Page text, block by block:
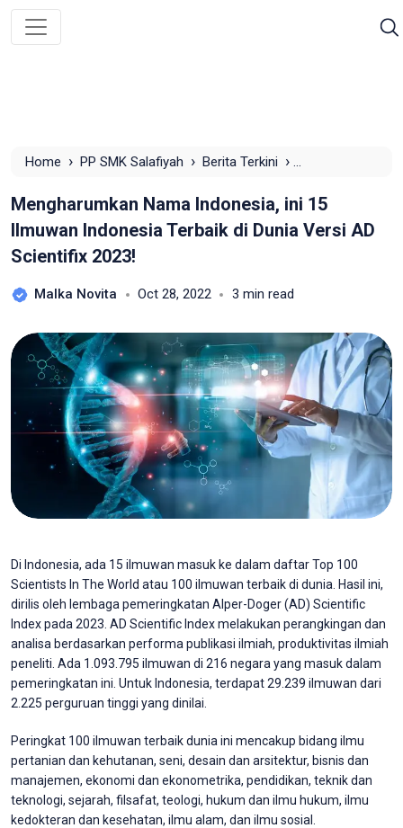
Home › PP SMK Salafiyah › Berita Terkini ›
Terbaik di Dunia Versi AD Scientifix 2023!
Mengharumkan Nama Indonesia, ini 15
Ilmuwan Indonesia Terbaik di Dunia Versi AD
Scientifix 2023!
Malka Novita Oct 28, 2022 3 min read
Di Indonesia, ada 15 ilmuwan masuk ke dalam daftar Top 100
Scientists In The World atau 100 ilmuwan terbaik di dunia. Hasil ini,
dirilis oleh lembaga pemeringkatan Alper-Doger (AD) Scientific
Index pada 2023. AD Scientific Index melakukan perangkingan dan
analisa berdasarkan performa publikasi ilmiah, produktivitas ilmiah
peneliti. Ada 1.093.795 ilmuwan di 216 negara yang masuk dalam
pemeringkatan ini. Untuk Indonesia, terdapat 29.239 ilmuwan dari
2.225 perguruan tinggi yang dinilai.
Peringkat 100 ilmuwan terbaik dunia ini mencakup bidang ilmu
pertanian dan kehutanan, seni, desain dan arsitektur, bisnis dan
manajemen, ekonomi dan ekonometrika, pendidikan, teknik dan
teknologi, sejarah, filsafat, teologi, hukum dan ilmu hukum, ilmu
kedokteran dan kesehatan, ilmu alam, dan ilmu sosial.